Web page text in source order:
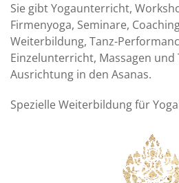
Sie gibt Yogaunterricht,
Firmenyoga, Seminare,
Weiterbildung, Tanz-
Einzelunterricht, Massagen
Ausrichtung in den Asanas.
Spezielle Weiterbildung für